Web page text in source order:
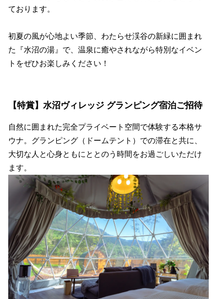
ております。
初夏の風が心地よい季節、わたらせ渓谷の新緑に囲まれ
た『水沼の湯』で、温泉に癒やされながら特別なイベン
トをぜひお楽しみください！
【特賞】水沼ヴィレッジ グランピング宿泊ご招待
自然に囲まれた完全プライベート空間で体験する本格サ
ウナ。グランピング（ドームテント）での滞在と共に、
大切な人と心身ともにととのう時間をお過ごしいただけ
ます。